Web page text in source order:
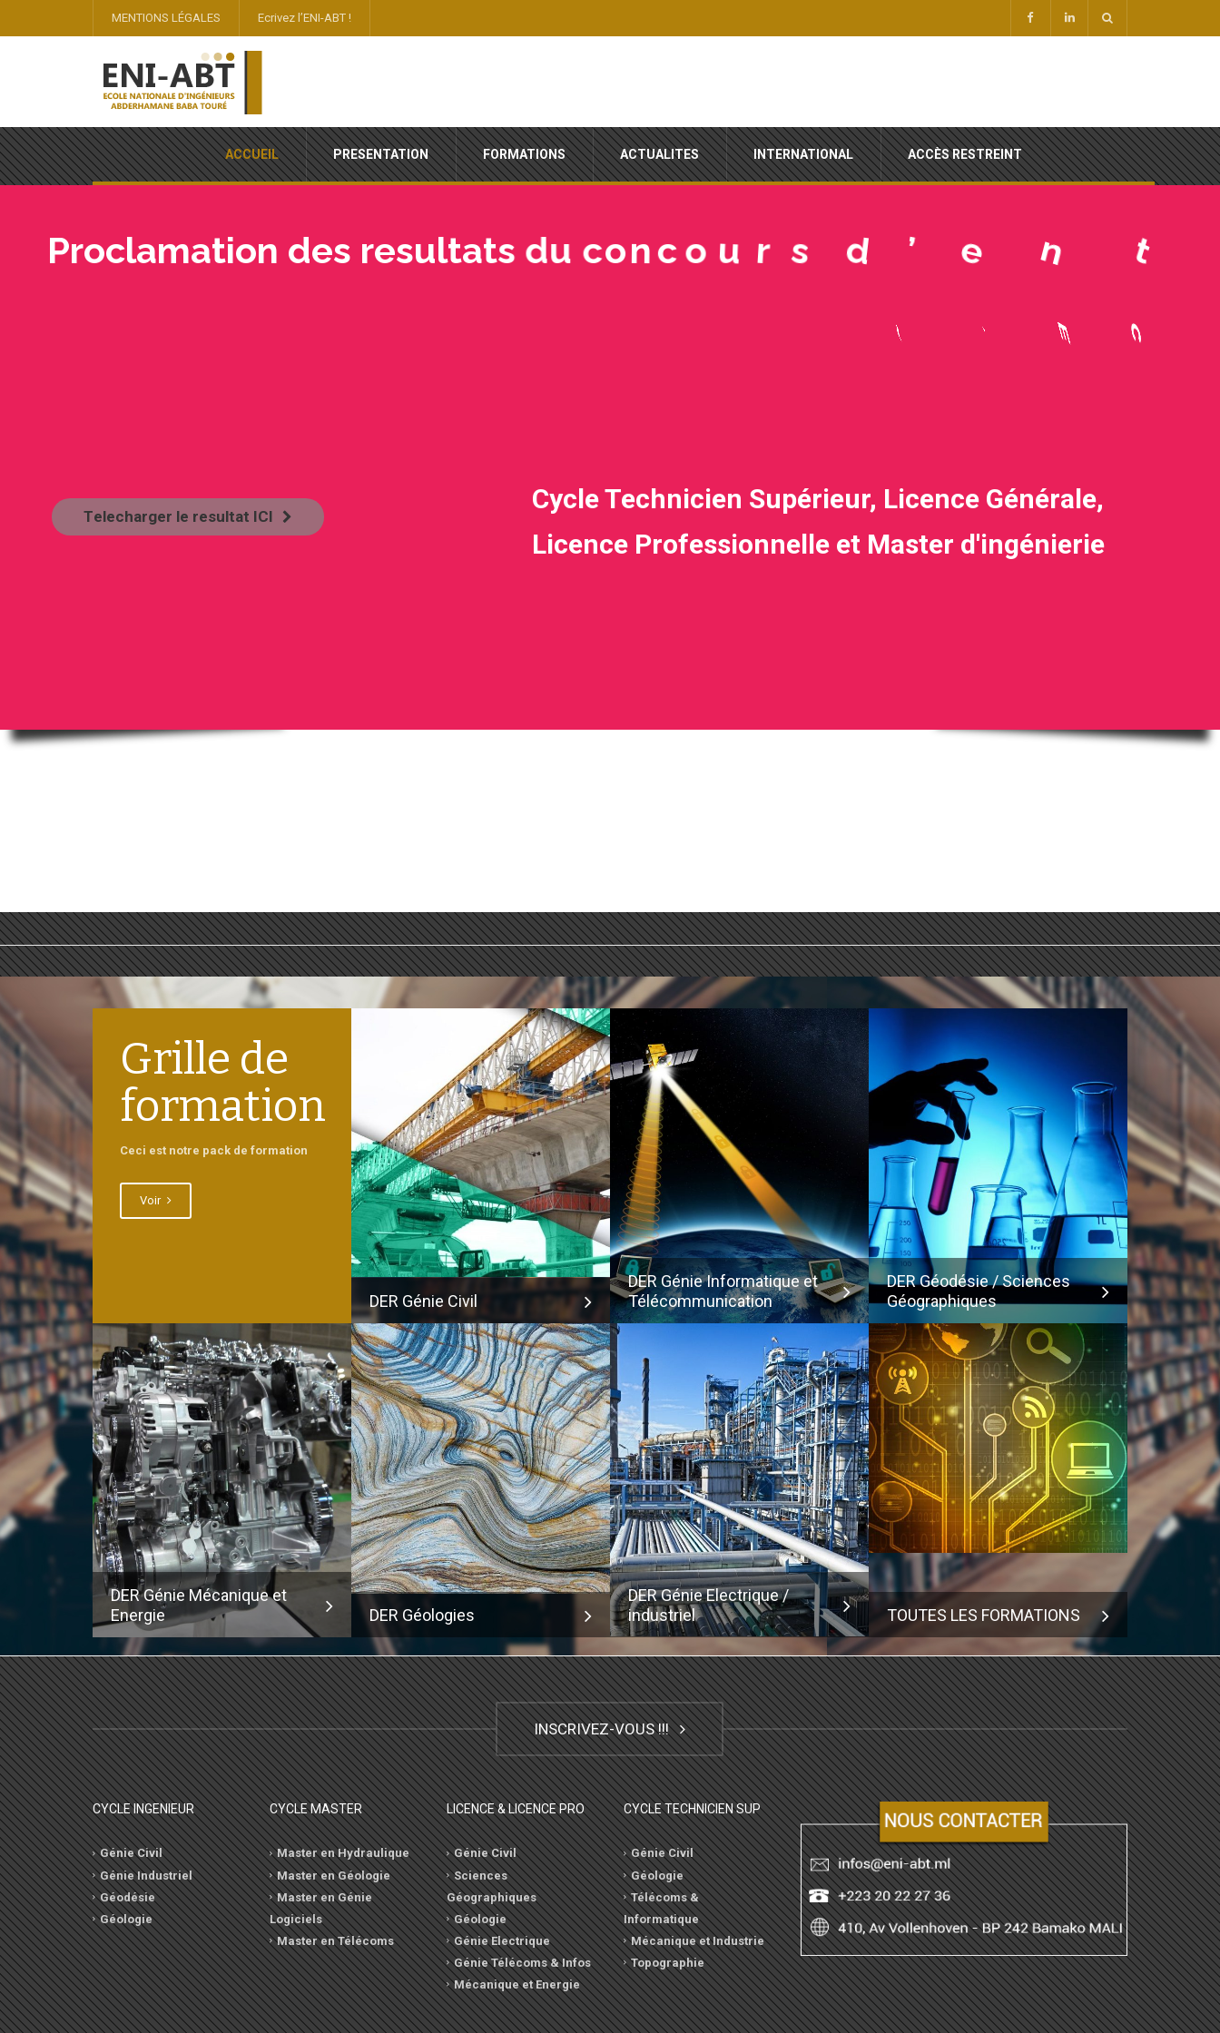
MENTIONS LÉGALES Ecrivez l’ENI-ABT !
ACCUEIL PRESENTATION FORMATIONS ACTUALITES INTERNATIONAL ACCÈS RESTREINT
Cycle Technicien Supérieur, Licence Générale,
Licence Professionnelle et Master d'ingénierie
Proclamation des resultats du concou rs d e tr é à
a
Telecharger le resultat ICI
Grille de
formation
Ceci est notre pack de formation
Voir
DER Génie Civil
DER Génie Informatique et
Télécommunication
DER Géodésie / Sciences
Géographiques
DER Génie Mécanique et
Energie
DER Géologies
DER Génie Electrique /
industriel
TOUTES LES FORMATIONS
INSCRIVEZ-VOUS !!!
CYCLE INGENIEUR
Génie Civil
Génie Industriel
Géodésie
Géologie
CYCLE MASTER
Master en Hydraulique
Master en Géologie
Master en Génie
Logiciels
Master en Télécoms
LICENCE & LICENCE PRO
Génie Civil
Sciences
Géographiques
Géologie
Génie Electrique
Génie Télécoms & Infos
Mécanique et Energie
CYCLE TECHNICIEN SUP
Génie Civil
Géologie
Télécoms &
Informatique
Mécanique et Industrie
Topographie